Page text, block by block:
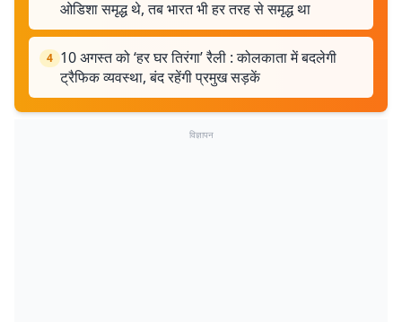
ओडिशा समृद्ध थे, तब भारत भी हर तरह से समृद्ध था
4 10 अगस्त को ‘हर घर तिरंगा’ रैली : कोलकाता में बदलेगी
ट्रैफिक व्यवस्था, बंद रहेंगी प्रमुख सड़कें
विज्ञापन